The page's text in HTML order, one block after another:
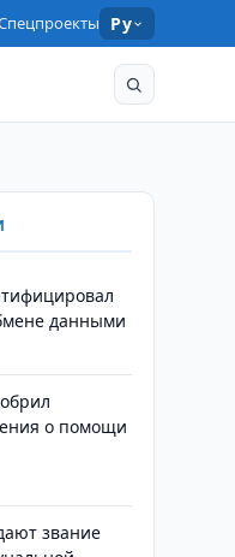
Ру
данными
о помощи
звание